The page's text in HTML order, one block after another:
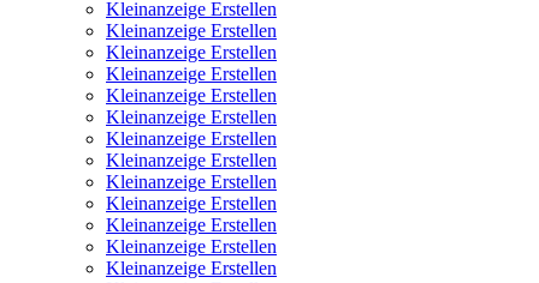
Kleinanzeige Erstellen
Kleinanzeige Erstellen
Kleinanzeige Erstellen
Kleinanzeige Erstellen
Kleinanzeige Erstellen
Kleinanzeige Erstellen
Kleinanzeige Erstellen
Kleinanzeige Erstellen
Kleinanzeige Erstellen
Kleinanzeige Erstellen
Kleinanzeige Erstellen
Kleinanzeige Erstellen
Kleinanzeige Erstellen